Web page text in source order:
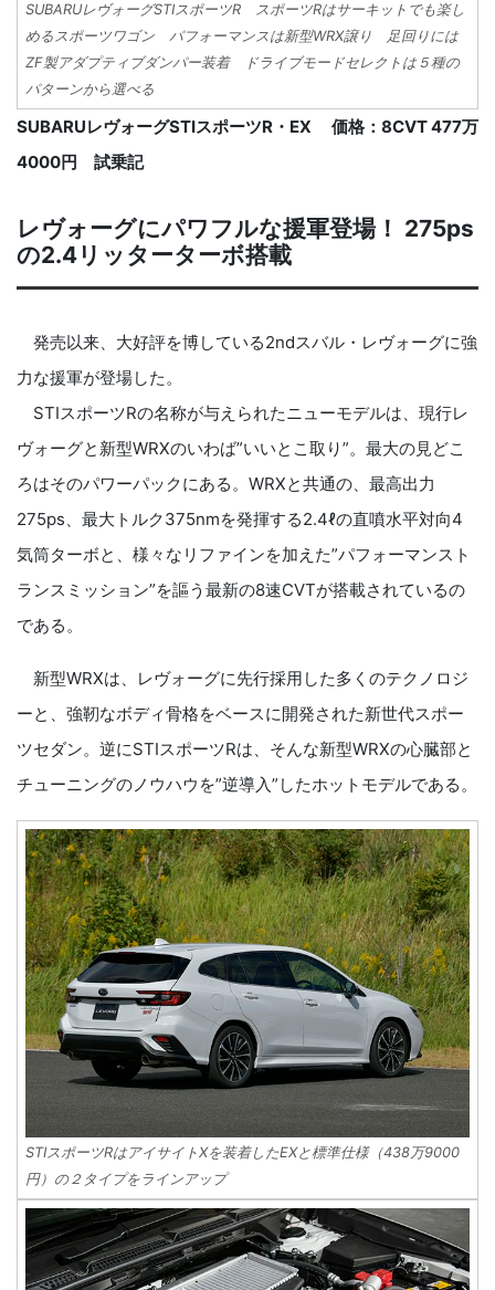
SUBARUレヴォーグSTIスポーツR スポーツRはサーキットでも楽し
めるスポーツワゴン パフォーマンスは新型WRX譲り 足回りには
ZF製アダプティブダンパー装着 ドライブモードセレクトは５種の
パターンから選べる
SUBARUレヴォーグSTIスポーツR・EX 価格：8CVT 477万
4000円 試乗記
レヴォーグにパワフルな援軍登場！ 275ps
の2.4リッターターボ搭載
発売以来、大好評を博している2ndスバル・レヴォーグに強
力な援軍が登場した。
STIスポーツRの名称が与えられたニューモデルは、現行レ
ヴォーグと新型WRXのいわば”いいとこ取り”。最大の見どこ
ろはそのパワーパックにある。WRXと共通の、最高出力
275ps、最大トルク375nmを発揮する2.4ℓの直噴水平対向4
気筒ターボと、様々なリファインを加えた”パフォーマンスト
ランスミッション”を謳う最新の8速CVTが搭載されているの
である。
新型WRXは、レヴォーグに先行採用した多くのテクノロジ
ーと、強靭なボディ骨格をベースに開発された新世代スポー
ツセダン。逆にSTIスポーツRは、そんな新型WRXの心臓部と
チューニングのノウハウを”逆導入”したホットモデルである。
STIスポーツRはアイサイトXを装着したEXと標準仕様（438万9000
円）の２タイプをラインアップ